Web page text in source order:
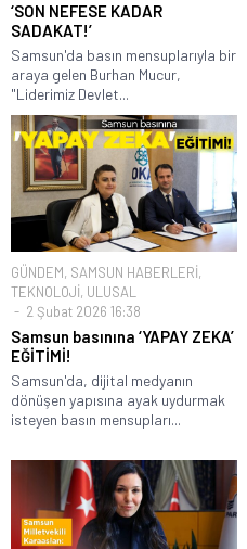
‘SON NEFESE KADAR
SADAKAT!’
Samsun'da basın mensuplarıyla bir
araya gelen Burhan Mucur,
"Liderimiz Devlet...
GÜNDEM, SAMSUN HABERLERİ,
TEKNOLOJİ, ULUSAL
2 Şubat 2026 16:38
Samsun basınına ‘YAPAY ZEKA’
EĞİTİMİ!
Samsun'da, dijital medyanın
dönüşen yapısına ayak uydurmak
isteyen basın mensupları...